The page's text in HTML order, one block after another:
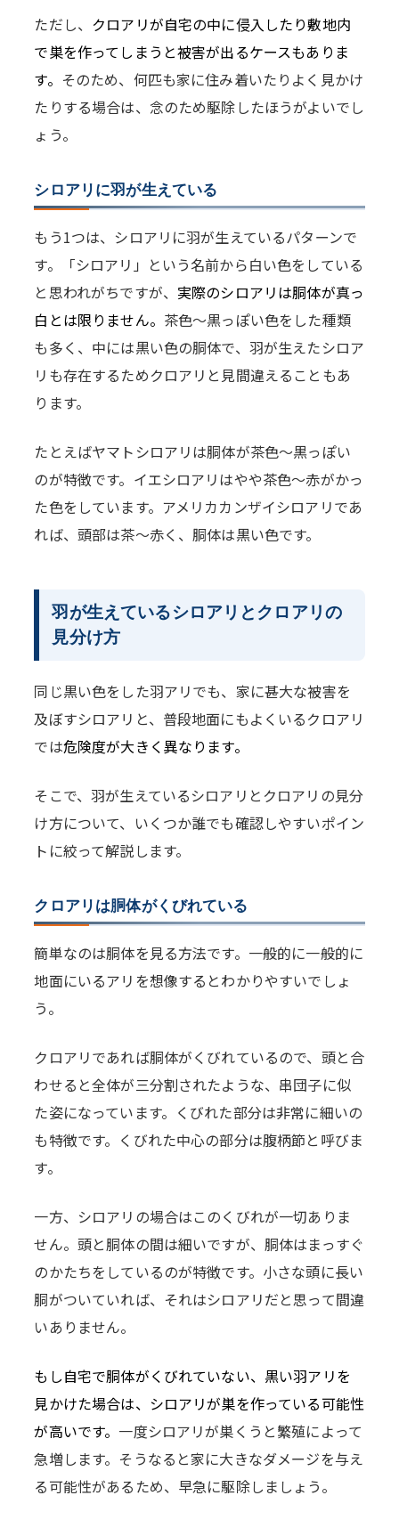
ただし、 クロアリが自宅の中に侵入したり敷地内
で巣を作ってしまうと被害が出るケースもありま
す。 そのため、何匹も家に住み着いたりよく見かけ
たりする場合は、念のため駆除したほうがよいでし
ょう。
シロアリに羽が生えている
もう1つは、シロアリに羽が生えているパターンで
す。「シロアリ」という名前から白い色をしている
と思われがちですが、 実際のシロアリは胴体が真っ
白とは限りません。 茶色～黒っぽい色をした種類
も多く、中には黒い色の胴体で、羽が生えたシロア
リも存在するためクロアリと見間違えることもあ
ります。
たとえばヤマトシロアリは胴体が茶色～黒っぽい
のが特徴です。イエシロアリはやや茶色～赤がかっ
た色をしています。アメリカカンザイシロアリであ
れば、頭部は茶～赤く、胴体は黒い色です。
羽が生えているシロアリとクロアリの
見分け方
同じ黒い色をした羽アリでも、家に甚大な被害を
及ぼすシロアリと、普段地面にもよくいるクロアリ
では危険度が大きく異なります。
そこで、羽が生えているシロアリとクロアリの見分
け方について、いくつか誰でも確認しやすいポイン
トに絞って解説します。
クロアリは胴体がくびれている
簡単なのは胴体を見る方法です。一般的に一般的に
地面にいるアリを想像するとわかりやすいでしょ
う。
クロアリであれば胴体がくびれているので、頭と合
わせると全体が三分割されたような、串団子に似
た姿になっています。くびれた部分は非常に細いの
も特徴です。くびれた中心の部分は腹柄節と呼びま
す。
一方、シロアリの場合はこのくびれが一切ありま
せん。頭と胴体の間は細いですが、胴体はまっすぐ
のかたちをしているのが特徴です。小さな頭に長い
胴がついていれば、それはシロアリだと思って間違
いありません。
もし自宅で胴体がくびれていない、黒い羽アリを
見かけた場合は、シロアリが巣を作っている可能性
が高いです。 一度シロアリが巣くうと繁殖によって
急増します。そうなると家に大きなダメージを与え
る可能性があるため、早急に駆除しましょう。